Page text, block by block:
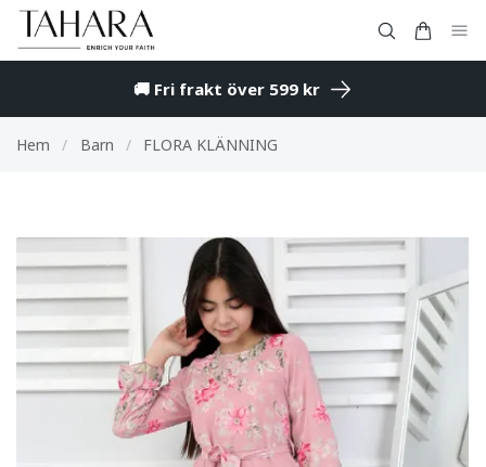
🚚 Fri frakt över 599 kr
Hem / Barn / FLORA KLÄNNING